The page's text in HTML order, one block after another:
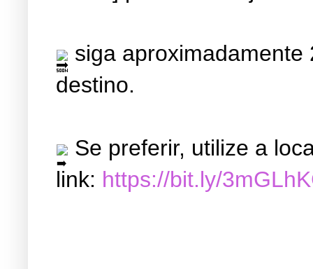
siga
destino.
Se preferir, utilize a
link: https://bit.ly/